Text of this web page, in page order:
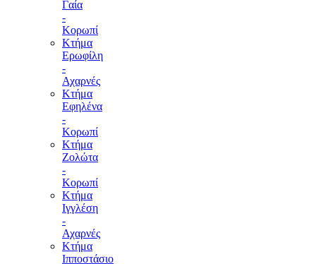
Γαία
-
Κορωπί
Κτήμα
Ερωφίλη
-
Αχαρνές
Κτήμα
Εφηλένα
-
Κορωπί
Κτήμα
Ζολώτα
-
Κορωπί
Κτήμα
Ιγγλέση
-
Αχαρνές
Κτήμα
Ιπποστάσιο